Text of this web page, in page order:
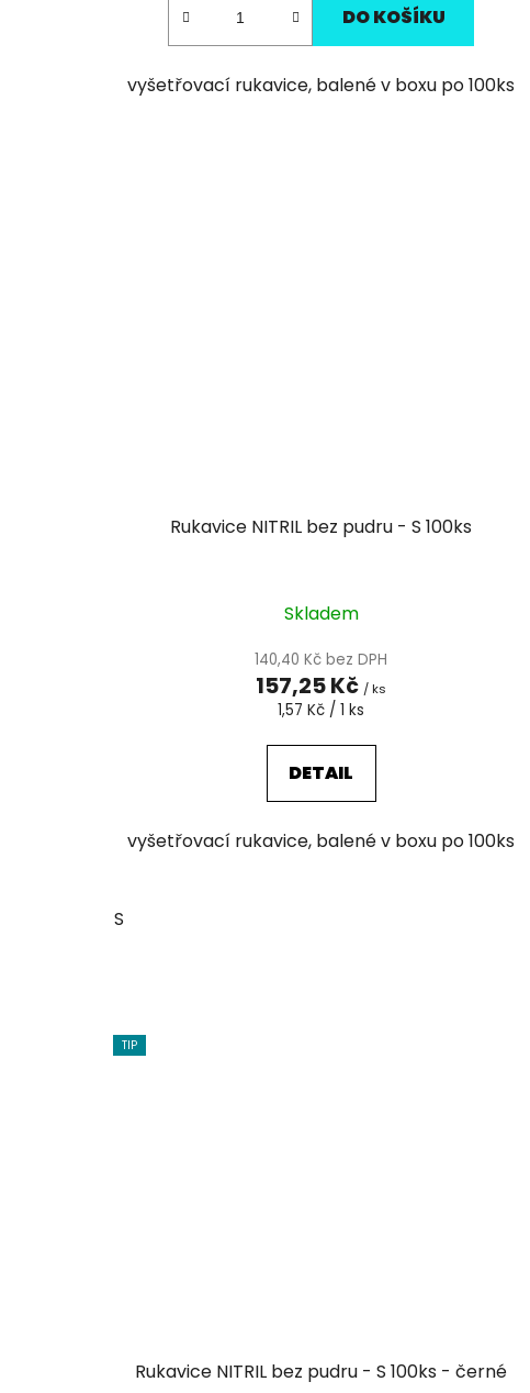
DO KOŠÍKU
vyšetřovací rukavice, balené v boxu po 100ks
Rukavice NITRIL bez pudru - S 100ks
Skladem
140,40 Kč bez DPH
157,25 Kč / ks
Měrná
1,57 Kč / 1 ks
DETAIL
vyšetřovací rukavice, balené v boxu po 100ks
S
TIP
Rukavice NITRIL bez pudru - S 100ks - černé